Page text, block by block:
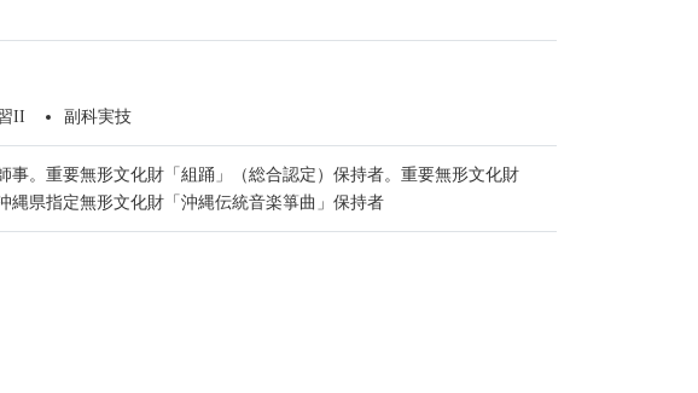
II 副科実技
事。重要無形文化財「組踊」（総合認定）保持者。重要無形文化財
縄県指定無形文化財「沖縄伝統音楽箏曲」保持者